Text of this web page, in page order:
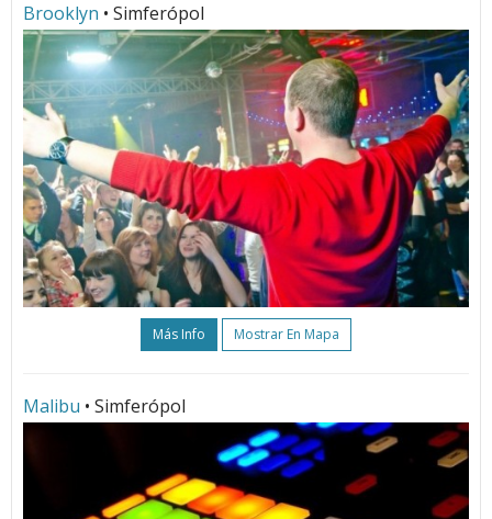
Brooklyn • Simferópol
Más Info Mostrar En Mapa
Malibu • Simferópol